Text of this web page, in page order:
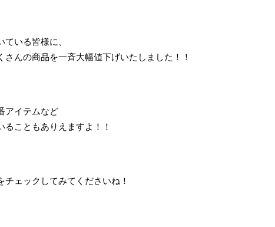
いる皆様に、
んの商品を一斉大幅値下げいたしました！！
アイテムなど
こともありえますよ！！
チェックしてみてくださいね！